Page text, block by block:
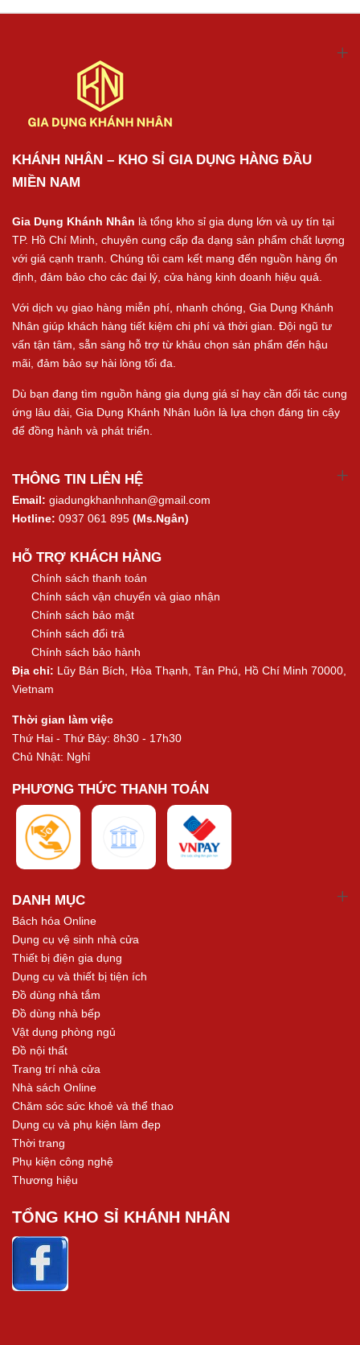
KHÁNH NHÂN – KHO SỈ GIA DỤNG HÀNG ĐẦU
MIỀN NAM
Gia Dụng Khánh Nhân là tổng kho sỉ gia dụng lớn và uy tín tại
TP. Hồ Chí Minh, chuyên cung cấp đa dạng sản phẩm chất lượng
với giá cạnh tranh. Chúng tôi cam kết mang đến nguồn hàng ổn
định, đảm bảo cho các đại lý, cửa hàng kinh doanh hiệu quả.
Với dịch vụ giao hàng miễn phí, nhanh chóng, Gia Dụng Khánh
Nhân giúp khách hàng tiết kiệm chi phí và thời gian. Đội ngũ tư
vấn tận tâm, sẵn sàng hỗ trợ từ khâu chọn sản phẩm đến hậu
mãi, đảm bảo sự hài lòng tối đa.
Dù bạn đang tìm nguồn hàng gia dụng giá sỉ hay cần đối tác cung
ứng lâu dài, Gia Dụng Khánh Nhân luôn là lựa chọn đáng tin cậy
để đồng hành và phát triển.
THÔNG TIN LIÊN HỆ
Email: giadungkhanhnhan@gmail.com
Hotline: 0937 061 895 (Ms.Ngân)
HỖ TRỢ KHÁCH HÀNG
Chính sách thanh toán
Chính sách vận chuyển và giao nhận
Chính sách bảo mật
Chính sách đổi trả
Chính sách bảo hành
Địa chỉ: Lũy Bán Bích, Hòa Thạnh, Tân Phú, Hồ Chí Minh 70000,
Vietnam
Thời gian làm việc
Thứ Hai - Thứ Bảy: 8h30 - 17h30
Chủ Nhật: Nghỉ
PHƯƠNG THỨC THANH TOÁN
DANH MỤC
Bách hóa Online
Dụng cụ vệ sinh nhà cửa
Thiết bị điện gia dụng
Dụng cụ và thiết bị tiện ích
Đồ dùng nhà tắm
Đồ dùng nhà bếp
Vật dụng phòng ngủ
Đồ nội thất
Trang trí nhà cửa
Nhà sách Online
Chăm sóc sức khoẻ và thể thao
Dụng cụ và phụ kiện làm đẹp
Thời trang
Phụ kiện công nghệ
Thương hiệu
TỔNG KHO SỈ KHÁNH NHÂN